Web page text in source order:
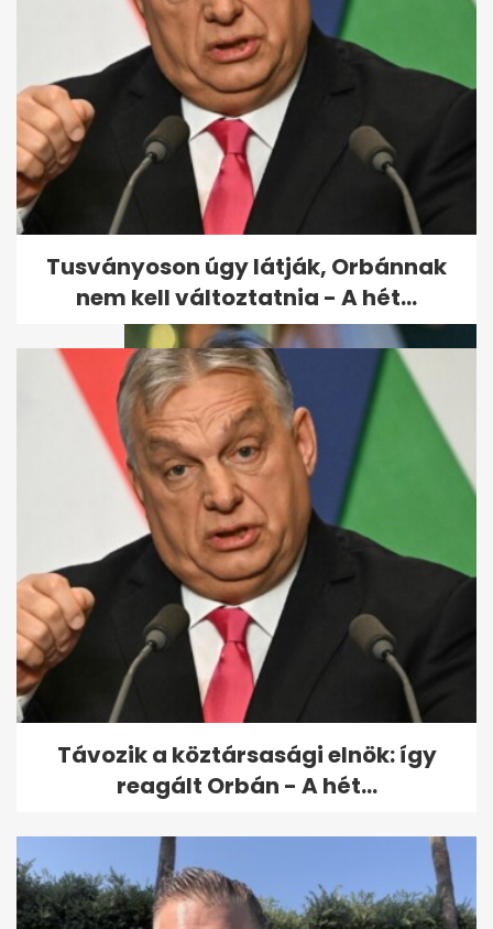
Szépelgő frázisok helyett
másról szólt a nőnap
Így nézett ki Kárpáti Rebeka
kamaszként: alig ismertünk rá
Tusványoson úgy látják, Orbánnak
nem kell változtatnia - A hét...
Távozik a köztársasági elnök: így
reagált Orbán - A hét...